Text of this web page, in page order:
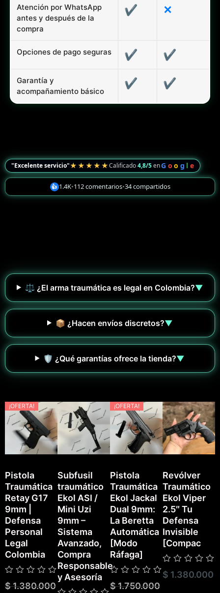
Atención por WhatsApp
antes y después de la
compra
✔ ✕
Opciones de pago seguras ✔ ✔
Garantía y
acompañamiento básico
✔ ✔
"Excelente servicio"★★★★★Calificado4,8/5enG o o g l e
👍 1.4K•112 comentarios•34 compartidos
⚖️ ¿El arma traumática es legal en Colombia?▼
📦 ¿Hacen envíos discretos?▼
🛡️ ¿Qué garantías ofrece la tienda?▼
¡OFERTA!
Pistola
Traumática
Retay G17
9mm |
Defensa
Personal
Legal
Colombia
Valorado
con
$1.380.000
Subfusil
traumático
Ekol ASI /
Mini Uzi
9mm –
Sistema
Avanzado,
Compra
Responsable
y Asesoría
¡OFERTA!
Pistola
Traumática
Ekol Jackal
Dual 9mm:
La Beretta
Automática
[Modo
Ráfaga]
Valorado
con
$1.750.000
Revólver
Traumático
Ekol Viper
2.5″ Tu
Defensa
Invisible
[Compac
Valorado
con
$ 1.380.000